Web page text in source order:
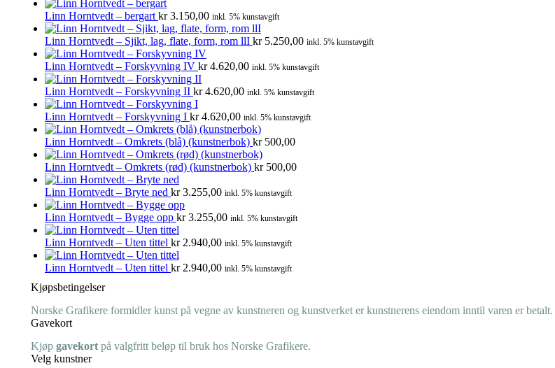
Linn Horntvedt – bergart kr3.150,00 inkl. 5% kunstavgift
Linn Horntvedt – Sjikt, lag, flate, form, rom llI kr5.250,00 inkl. 5% kunstavgift
Linn Horntvedt – Forskyvning IV kr4.620,00 inkl. 5% kunstavgift
Linn Horntvedt – Forskyvning II kr4.620,00 inkl. 5% kunstavgift
Linn Horntvedt – Forskyvning I kr4.620,00 inkl. 5% kunstavgift
Linn Horntvedt – Omkrets (blå) (kunstnerbok) kr500,00
Linn Horntvedt – Omkrets (rød) (kunstnerbok) kr500,00
Linn Horntvedt – Bryte ned kr3.255,00 inkl. 5% kunstavgift
Linn Horntvedt – Bygge opp kr3.255,00 inkl. 5% kunstavgift
Linn Horntvedt – Uten tittel kr2.940,00 inkl. 5% kunstavgift
Linn Horntvedt – Uten tittel kr2.940,00 inkl. 5% kunstavgift
Kjøpsbetingelser
Norske Grafikere formidler kunst på vegne av kunstneren og kunstverket er kunstnerens eiendom inntil varen er betalt.
Gavekort
Kjøp gavekort på valgfritt beløp til bruk hos Norske Grafikere.
Velg kunstner